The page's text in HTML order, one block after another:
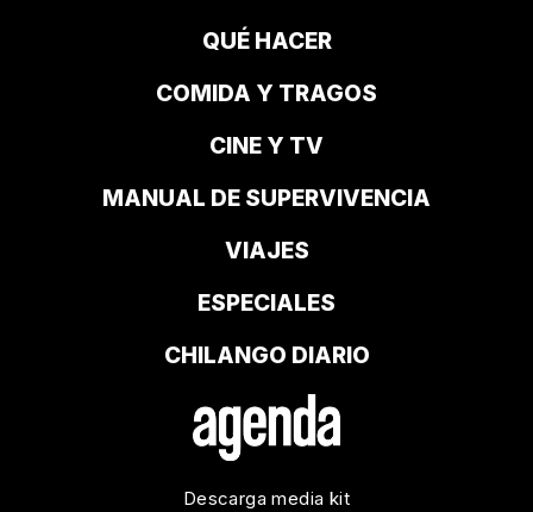
QUÉ HACER
COMIDA Y TRAGOS
CINE Y TV
MANUAL DE SUPERVIVENCIA
VIAJES
ESPECIALES
CHILANGO DIARIO
Descarga media kit